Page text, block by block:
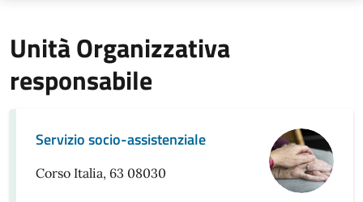
Unità Organizzativa
responsabile
Servizio socio-assistenziale
Corso Italia, 63 08030